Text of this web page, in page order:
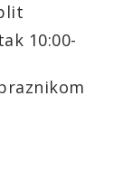
10:00-